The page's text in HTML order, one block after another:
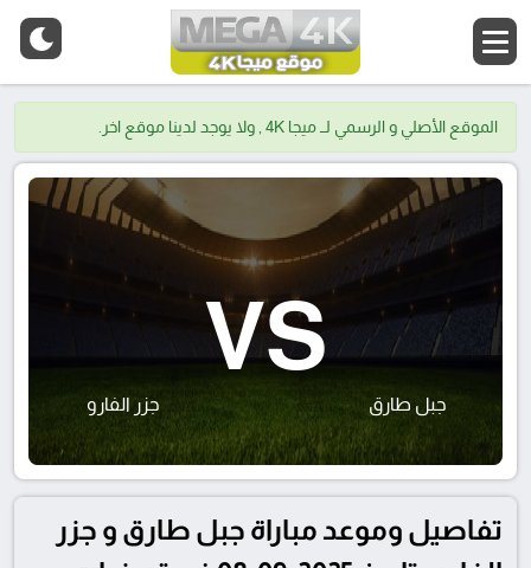
الموقع الأصلي و الرسمي لــ ميجا 4K , ولا يوجد لدينا موقع اخر.
جبل طارق
VS
جزر الفارو
تفاصيل وموعد مباراة جبل طارق و جزر